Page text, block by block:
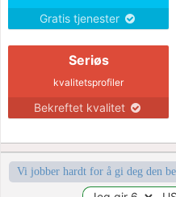
Gratis tjenester
Seriøs
kvalitetsprofiler
Bekreftet kvalitet
Vi jobber hardt for å gi deg den